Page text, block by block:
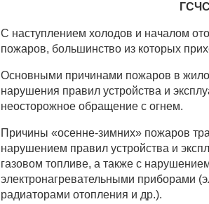
С наступлением холодов и началом
пожаров, большинство из которых
Основными причинами пожаров в
нарушения правил устройства и
неосторожное обращение с огнем.
Причины «осенне-зимних» пожаров
нарушением правил устройства и
газовом топливе, а также с
электронагревательными приборами
радиаторами отопления и др.).